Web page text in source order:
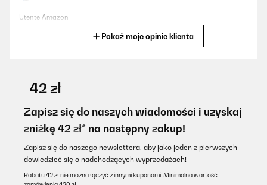
Utente Amazon
assemblée et elle ressemble tellement à une vrai avec ses
flammes et sa chaleur. J'adore. Elle rend le salon plus chaleureux
Utilisateur d'Amazon
Pokaż moje opinie klienta
-42 zł
Zapisz się do naszych wiadomości i uzyskaj
zniżkę 42 zł* na następny zakup!
Zapisz się do naszego newslettera, aby jako jeden z pierwszych
dowiedzieć się o nadchodzących wyprzedażach!
Rabatu 42 zł nie można łączyć z innymi kuponami. Minimalna wartość